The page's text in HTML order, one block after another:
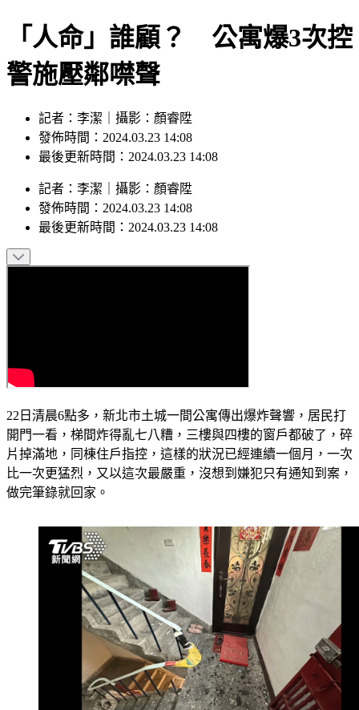
「人命」誰顧？ 公寓爆3次控
警施壓鄰噤聲
記者：李潔｜攝影：顏睿陞
發佈時間：2024.03.23 14:08
記者：李潔 ｜攝影：顏睿陞
發佈時間：2024.03.23 14:08
22日清晨6點多，新北市土城一間公寓傳出爆炸聲響，居民打
開門一看，梯間炸得亂七八糟，三樓與四樓的窗戶都破了，碎
片掉滿地，同棟住戶指控，這樣的狀況已經連續一個月，一次
比一次更猛烈，又以這次最嚴重，沒想到嫌犯只有通知到案，